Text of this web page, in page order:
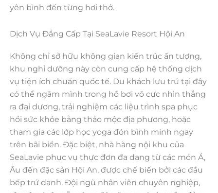
yên bình đến từng hơi thở.
Dịch Vụ Đẳng Cấp Tại SeaLavie Resort Hội An
Không chỉ sở hữu không gian kiến trúc ấn tượng,
khu nghỉ dưỡng này còn cung cấp hệ thống dịch
vụ tiện ích chuẩn quốc tế. Du khách lưu trú tại đây
có thể ngâm mình trong hồ bơi vô cực nhìn thẳng
ra đại dương, trải nghiệm các liệu trình spa phục
hồi sức khỏe bằng thảo mộc địa phương, hoặc
tham gia các lớp học yoga đón bình minh ngay
trên bãi biển. Đặc biệt, nhà hàng nội khu của
SeaLavie phục vụ thực đơn đa dạng từ các món Á,
Âu đến đặc sản Hội An, được chế biến bởi các đầu
bếp trứ danh. Đội ngũ nhân viên chuyên nghiệp,